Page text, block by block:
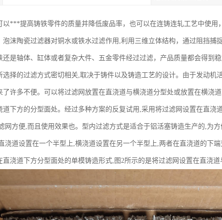
以***提高铸铁零件的质量并降低废品率，也可以在连铸连轧工艺中使用
泡沫陶瓷过滤器对铜水或铁水过滤作用,利用三维立体结构，通过阻挡捕
还是轴体、缸体或者复杂大件、五金零件经过过滤，产品质量都会得到稳
选择的过滤方式密切相关,取决于铸件以及铸造工艺的设计。由于发动机
了许多不便。可以将过滤网放置在直浇道与横浇道分型处或放置在横浇
道下方的分型面处。经过多种方案的反复试用,采用将过滤网设置在直浇
网方便,而且使用效果也。型内过滤方式是适合于铝活塞铸造生产的,为
浇道设置在一个半型上,横浇道设置在另一个半型上,两者在直浇道的下
浇道下方分型面处的单模铸造形式,图2所示的是将过滤网设置在直浇道